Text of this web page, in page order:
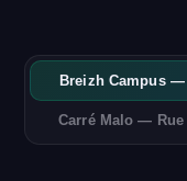
Breizh Campus —
Carré Malo —